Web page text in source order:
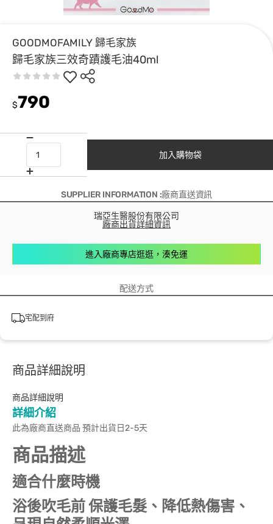
GOODMOFAMILY 歸毛家族
歸毛家族三效奇蹟護毛油40ml
$790
加入購物袋
SUPPLIER INFORMATION :廠商直送資訊
瑞亞生醫股份有限公司
廠商出貨詳細資訊
進入廠商專店逛逛，湊免運
配送方式
宅配到府
商品詳細說明
商品詳細說明
詳細介紹
此為廠商直送商品 預計出貨日2-5天
商品描述
適合什麼時機
浴後吹毛前 保護毛髮、降低熱傷害、